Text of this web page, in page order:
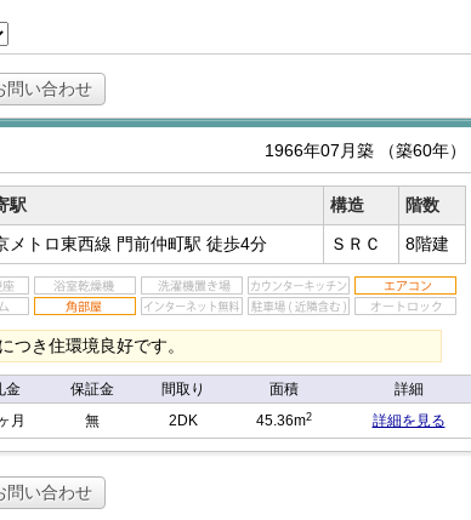
問い合わせ
1966年07月築 （築60年）
駅 構造
階数
メトロ東西線 門前仲町駅 徒歩4分 ＳＲＣ 8階建
つき住環境良好です。
金 保証金 間取り 面積
詳細
月 無 2DK 45.36m2 詳細を見る
問い合わせ